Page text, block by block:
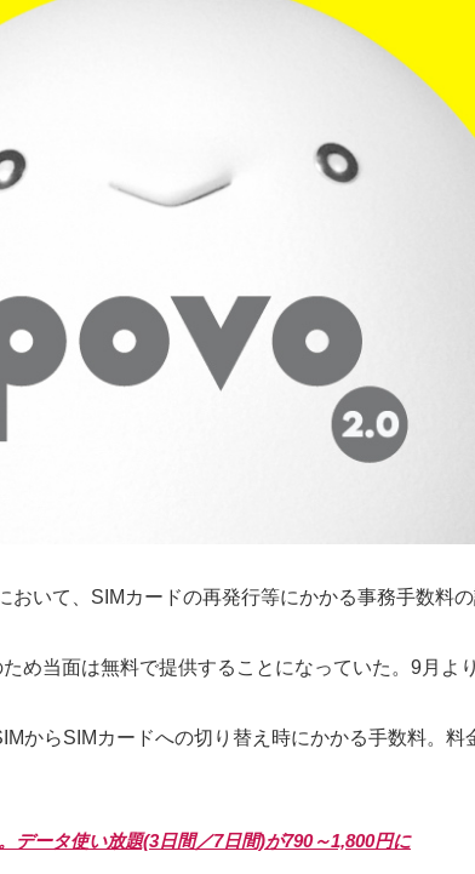
いて、SIMカードの再発行等にかかる事務手数料
め当面は無料で提供することになっていた。9月よ
からSIMカードへの切り替え時にかかる手数料。料
データ使い放題(3日間／7日間)が790～1,800円に